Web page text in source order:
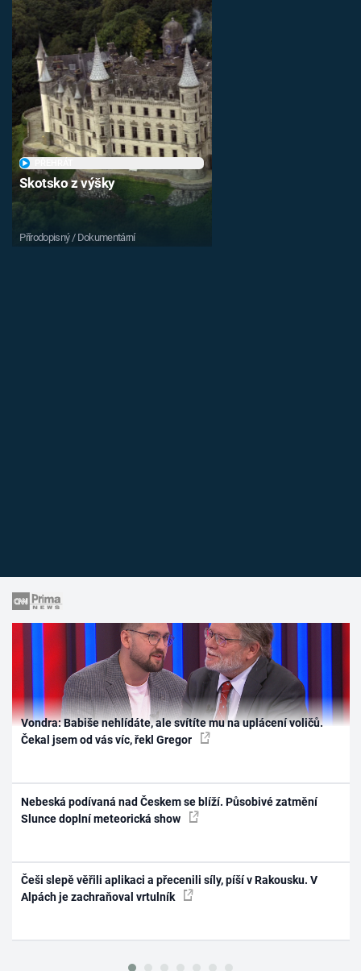
Skotsko z výšky
Přírodopisný / Dokumentární
Vondra: Babiše nehlídáte, ale svítíte mu na uplácení voličů.
Čekal jsem od vás víc, řekl Gregor
Nebeská podívaná nad Českem se blíží. Působivé zatmění
Slunce doplní meteorická show
Češi slepě věřili aplikaci a přecenili síly, píší v Rakousku. V
Alpách je zachraňoval vrtulník